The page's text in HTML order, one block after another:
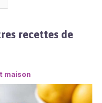
recettes de
maison